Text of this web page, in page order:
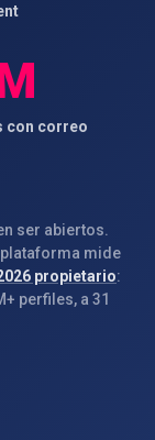
con correo
ser abiertos.
mide
propietario:
perfiles, a 31